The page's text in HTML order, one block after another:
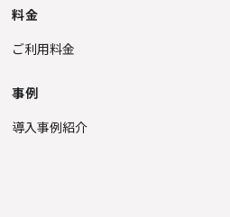
料金
ご利用料金
事例
導入事例紹介